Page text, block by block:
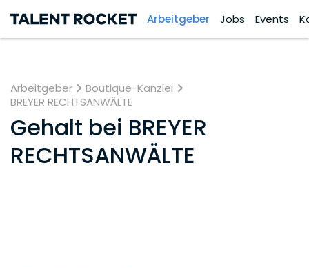
Arbeitgeber Jobs Events
Arbeitgeber
Boutique-Kanzlei
BREYER RECHTSANWÄLTE
Gehalt bei BREYER
RECHTSANWÄLTE